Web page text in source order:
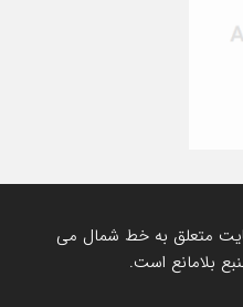
متعلق به خط شمال می
بلامانع است.